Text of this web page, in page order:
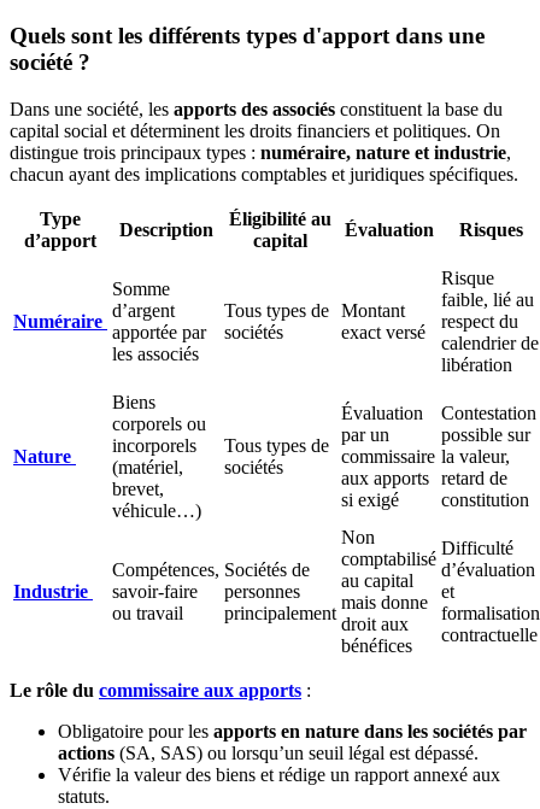
Quels sont les différents types d'apport dans une
société ?
Dans une société, les apports des associés constituent la base du
capital social et déterminent les droits financiers et politiques. On
distingue trois principaux types : numéraire, nature et industrie,
chacun ayant des implications comptables et juridiques spécifiques.
Type
d’apport
Description
Éligibilité au
capital
Évaluation Risques
Numéraire
Somme
d’argent
apportée par
les associés
Tous types de
sociétés
Montant
exact versé
Risque
faible, lié au
respect du
calendrier de
libération
Nature
Biens
corporels ou
incorporels
(matériel,
brevet,
véhicule…)
Tous types de
sociétés
Évaluation
par un
commissaire
aux apports
si exigé
Contestation
possible sur
la valeur,
retard de
constitution
Industrie
Compétences,
savoir-faire
ou travail
Sociétés de
personnes
principalement
Non
comptabilisé
au capital
mais donne
droit aux
bénéfices
Difficulté
d’évaluation
et
formalisation
contractuelle
Le rôle du commissaire aux apports :
Obligatoire pour les apports en nature dans les sociétés par
actions (SA, SAS) ou lorsqu’un seuil légal est dépassé.
Vérifie la valeur des biens et rédige un rapport annexé aux
statuts.